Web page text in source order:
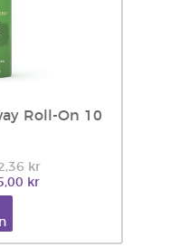
Roll-On 10
kr
kr